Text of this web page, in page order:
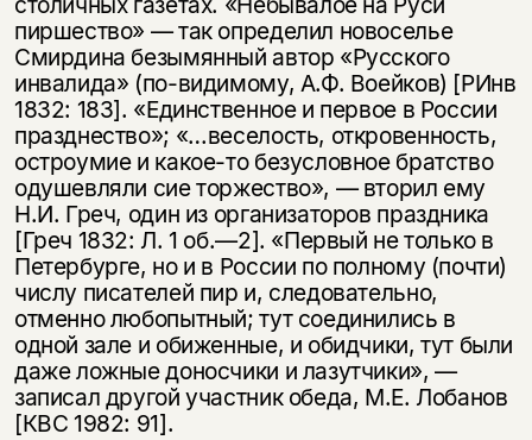
пиршество» — так определил новоселье
Смирдина безымянный автор «Русского
инвалида» (по-видимому, А.Ф. Воейков) [РИнв
1832: 183]. «Единственное и первое в России
празднество»; «…веселость, откровенность,
остроумие и какое-то безусловное братство
одушевляли сие торжество», — вторил ему
Н.И. Греч, один из организаторов праздника
[Греч 1832: Л. 1 об.—2]. «Первый не только в
Петербурге, но и в России по полному (почти)
числу писателей пир и, следовательно,
отменно любопытный; тут соединились в
одной зале и обиженные, и обидчики, тут были
даже ложные доносчики и лазутчики», —
записал другой участник обеда, М.Е. Лобанов
[КВС 1982: 91].